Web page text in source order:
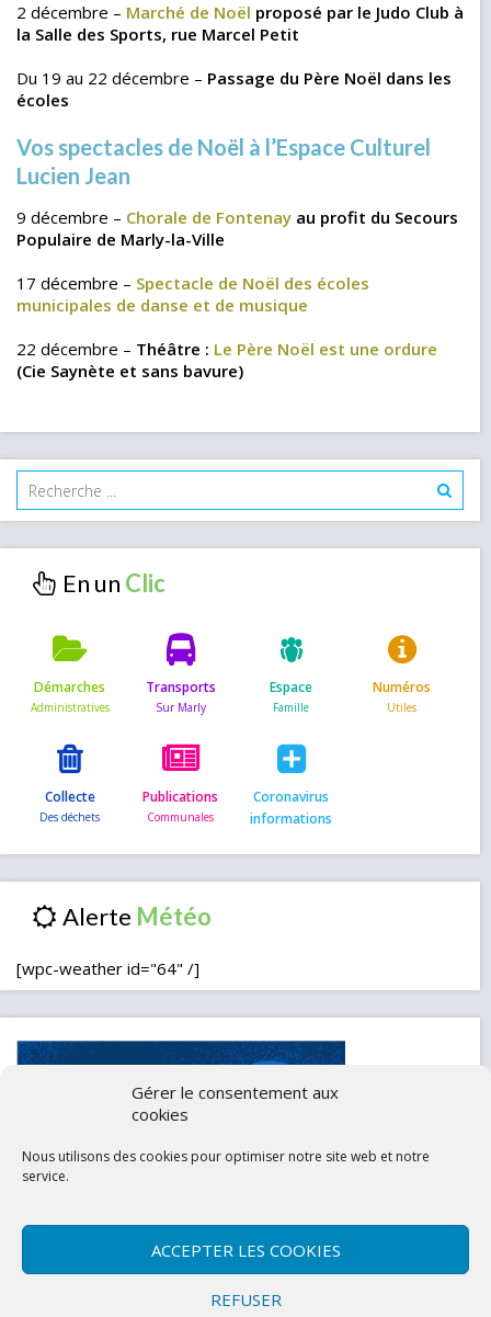
Gérer le consentement aux
cookies
Nous utilisons des cookies pour optimiser notre site web et notre
service.
ACCEPTER LES COOKIES
REFUSER
2 décembre – Marché de Noël proposé par le Judo Club à
la Salle des Sports, rue Marcel Petit
Du 19 au 22 décembre – Passage du Père Noël dans les
écoles
Vos spectacles de Noël à l’Espace Culturel
Lucien Jean
9 décembre – Chorale de Fontenay au profit du Secours
Populaire de Marly-la-Ville
17 décembre – Spectacle de Noël des écoles
municipales de danse et de musique
22 décembre – Théâtre : Le Père Noël est une ordure
(Cie Saynète et sans bavure)
En un
Démarches Transports Espace Numéros
Collecte Publications
Coronavirus
informations
Alerte
[wpc-weather id="64" /]
Politique de confidentialité (UE)